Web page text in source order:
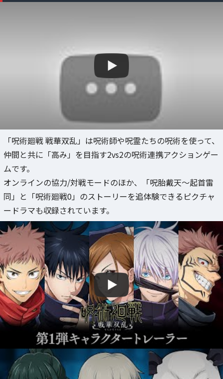
「呪術廻戦 戦華双乱」は呪術師や呪霊たちの呪術を使って、
仲間と共に「高み」を目指す2vs2の呪術連携アクションゲー
ムです。
オンラインの協力/対戦モードのほか、「呪胎戴天～起首雷
同」と「呪術廻戦0」のストーリーを追体験できるピクチャ
ードラマも収録されています。